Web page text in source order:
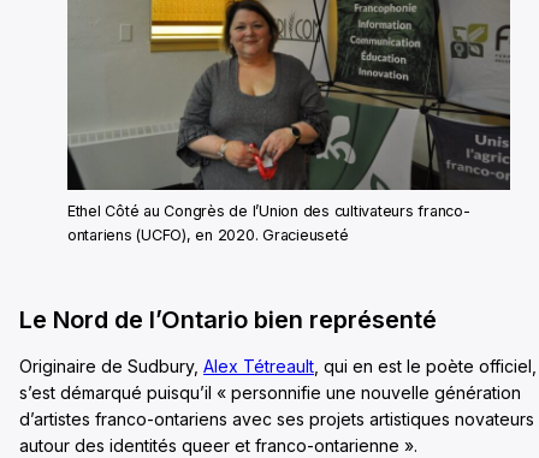
Ethel Côté au Congrès de l’Union des cultivateurs franco-
ontariens (UCFO), en 2020. Gracieuseté
Le Nord de l’Ontario bien représenté
Originaire de Sudbury, Alex Tétreault , qui en est le poète officiel,
s’est démarqué puisqu’il « personnifie une nouvelle génération
d’artistes franco-ontariens avec ses projets artistiques novateurs
autour des identités queer et franco-ontarienne ».